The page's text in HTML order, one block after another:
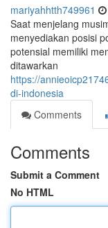
mariyahhtth749961
Saat menjelang
menyediakan posisi
potensial memiliki
ditawarkan
https://
di-indonesia
Comments
Comments
Submit a Comment
No HTML